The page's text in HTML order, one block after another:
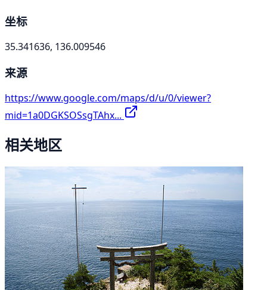
坐标
35.341636, 136.009546
来源
https://www.google.com/maps/d/u/0/viewer?
mid=1a0DGKSOSsgTAhx...
相关地区